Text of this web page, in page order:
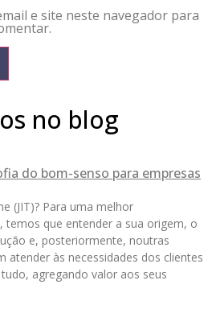
e site neste navegador para
no blog
do bom-senso para empresas
(JIT)? Para uma melhor
que entender a sua origem, o
e, posteriormente, noutras
atender às necessidades dos clientes
agregando valor aos seus